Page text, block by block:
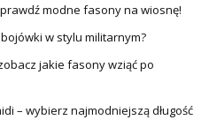
modne fasony na wiosnę!
w stylu militarnym?
jakie fasony wziąć po
– wybierz najmodniejszą długość